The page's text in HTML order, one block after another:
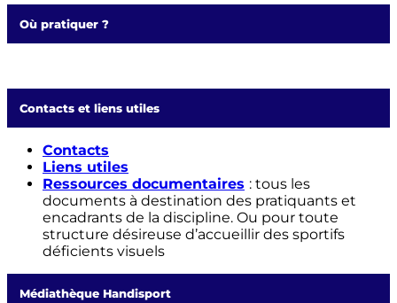
Où pratiquer ?
Contacts et liens utiles
Contacts
Liens utiles
Ressources documentaires : tous les
documents à destination des pratiquants et
encadrants de la discipline. Ou pour toute
structure désireuse d’accueillir des sportifs
déficients visuels
Médiathèque Handisport